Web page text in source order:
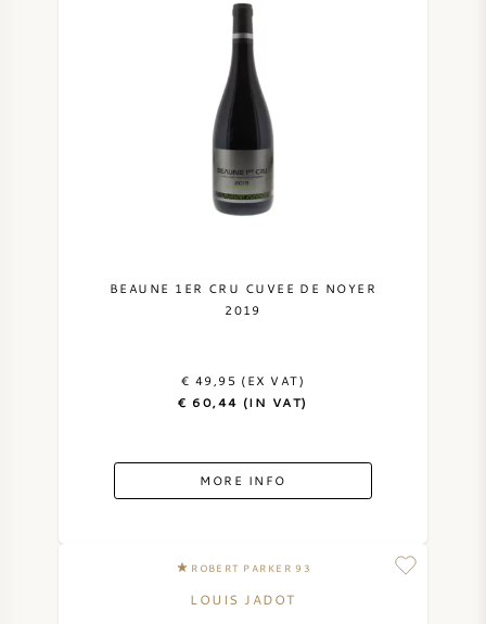
BEAUNE 1ER CRU CUVEE DE NOYER
2019
€ 49,95 (EX VAT)
€ 60,44 (IN VAT)
MORE INFO
ROBERT PARKER 93
LOUIS JADOT